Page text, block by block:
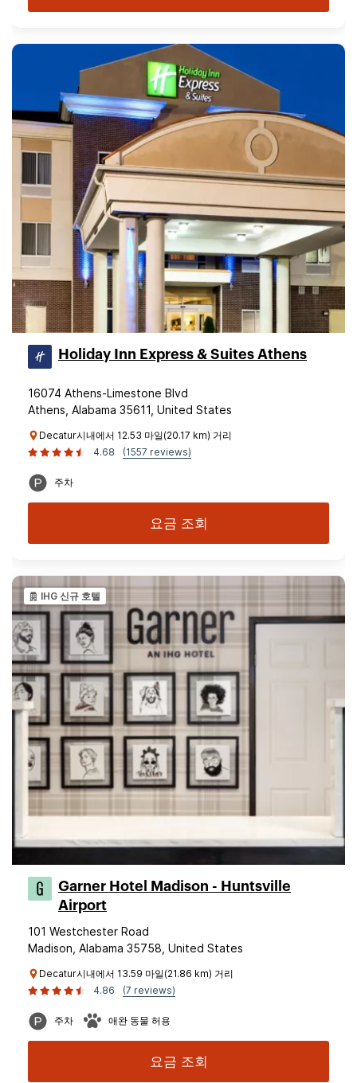
Holiday Inn Express & Suites Athens
16074 Athens-Limestone Blvd
Athens, Alabama 35611, United States
Decatur시내에서 12.53 마일(20.17 km) 거리
4.68
(1557 reviews)
주차
요금 조회
IHG 신규 호텔
Garner Hotel Madison - Huntsville
Airport
101 Westchester Road
Madison, Alabama 35758, United States
Decatur시내에서 13.59 마일(21.86 km) 거리
4.86
(7 reviews)
주차 애완 동물 허용
요금 조회